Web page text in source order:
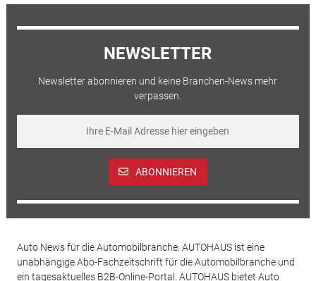
NEWSLETTER
Newsletter abonnieren und keine Branchen-News mehr
verpassen.
ABONNIEREN
Auto News für die Automobilbranche: AUTOHAUS ist eine
unabhängige Abo-Fachzeitschrift für die Automobilbranche und
ein tagesaktuelles B2B-Online-Portal. AUTOHAUS bietet Auto